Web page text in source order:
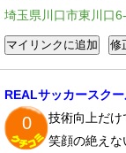
埼玉県川口市東川口
REALサッカースク
0
技術向上だけ
笑顔の絶えな